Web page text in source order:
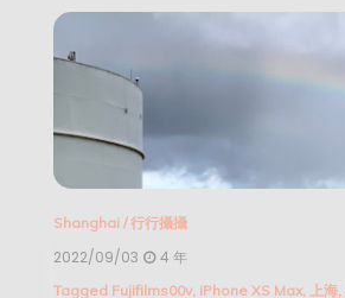
Shanghai/行行攝攝
2022/09/03 4 年
Tagged Fujifilms00v, iPhone XS Max, 上海,